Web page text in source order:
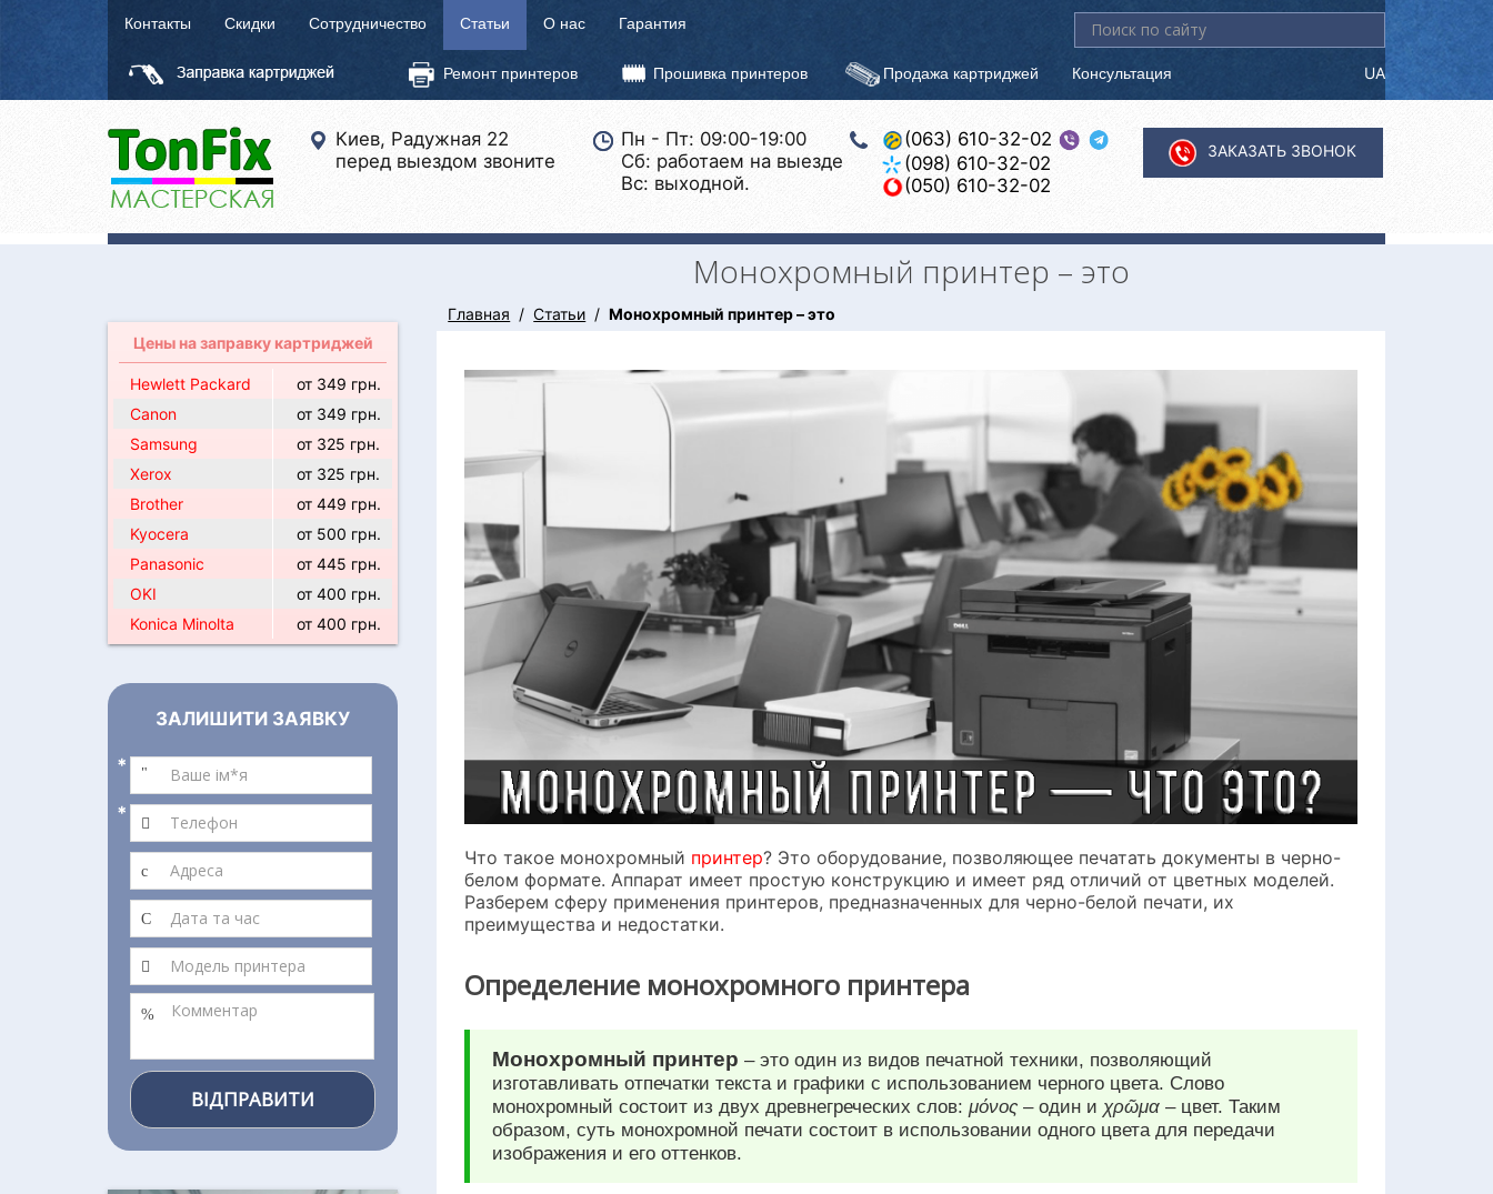
Контакты Скидки Сотрудничество Статьи О нас Гарантия
Ремонт принтеров Прошивка принтеров Продажа картриджей Консультация
Искать...
UA
Киев, Радужная 22
перед выездом звоните
Пн - Пт: 09:00-19:00
Сб: работаем на выезде
Вс: выходной.
(063) 610-32-02
(098) 610-32-02
(050) 610-32-02
ЗАКАЗАТЬ ЗВОНОК
Монохромный принтер – это
Главная Статьи Монохромный принтер – это
Что такое монохромный принтер? Это оборудование, позволяющее печатать документы в черно-
белом формате. Аппарат имеет простую конструкцию и имеет ряд отличий от цветных моделей.
Разберем сферу применения принтеров, предназначенных для черно-белой печати, их
преимущества и недостатки.
Определение монохромного принтера
Монохромный принтер – это один из видов печатной техники, позволяющий
изготавливать отпечатки текста и графики с использованием черного цвета. Слово
монохромный состоит из двух древнегреческих слов:μόνος – один и χρῶμα – цвет. Таким
образом, суть монохромной печати состоит в использовании одного цвета для передачи
изображения и его оттенков.
Цены на заправку картриджей
Hewlett Packard
от 349 грн.
Canon
от 349 грн.
Samsung
от 325 грн.
Xerox
от 325 грн.
Brother
от 449 грн.
Kyocera
от 500 грн.
Panasonic
от 445 грн.
OKI
от 400 грн.
Konica Minolta
от 400 грн.
ЗАЛИШИТИ ЗАЯВКУ
*
*
ВІДПРАВИТИ